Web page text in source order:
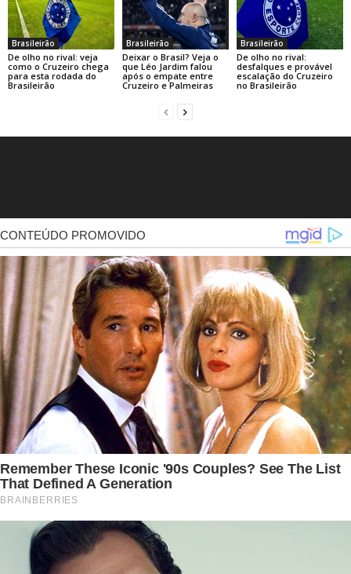
Brasileirão
De olho no rival: veja
como o Cruzeiro chega
para esta rodada do
Brasileirão
Brasileirão
Deixar o Brasil? Veja o
que Léo Jardim falou
após o empate entre
Cruzeiro e Palmeiras
Brasileirão
De olho no rival:
desfalques e provável
escalação do Cruzeiro
no Brasileirão